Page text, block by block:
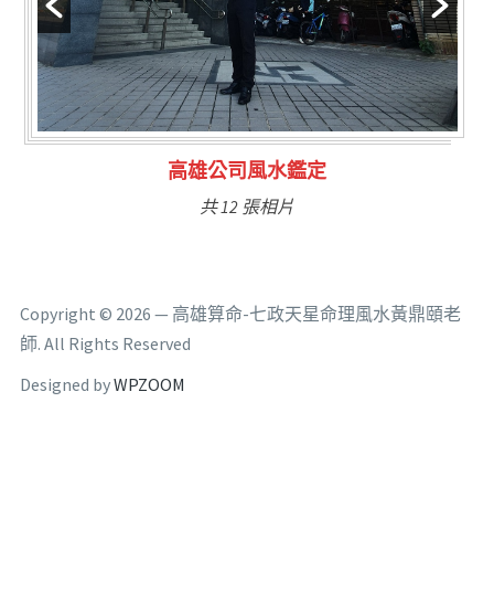
林氏福主量子生基造命
共 6 張相片
Copyright © 2026 — 高雄算命-七政天星命理風水黃鼎頤老
師. All Rights Reserved
Designed byWPZOOM